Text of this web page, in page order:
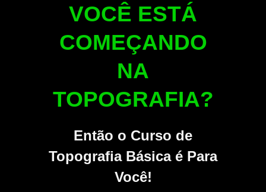
VOCÊ ESTÁ
COMEÇANDO
NA
TOPOGRAFIA?
Então o Curso de
Topografia Básica é Para
Você!